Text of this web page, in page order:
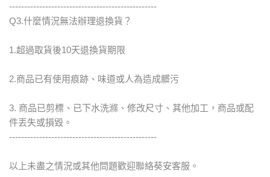
-------------------------------------------------
Q3.什麼情況無法辦理退換貨？
1.超過取貨後10天退換貨期限
2.商品已有使用痕跡、味道或人為造成髒污
3. 商品已剪標、已下水洗滌、修改尺寸、其他加工，商品或配
件丟失或損毀。
-------------------------------------------------
以上未盡之情況或其他問題歡迎聯絡葵安客服。